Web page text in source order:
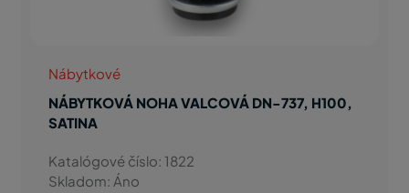
Nábytkové
NÁBYTKOVÁ NOHA VALCOVÁ DN-737, H100,
SATINA
Katalógové číslo: 1822
Skladom: Áno